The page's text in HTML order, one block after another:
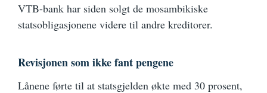
VTB-bank har siden solgt de mosambikiske
statsobligasjonene videre til andre kreditorer.
Revisjonen som ikke fant pengene
Lånene førte til at statsgjelden økte med 30 prosent,